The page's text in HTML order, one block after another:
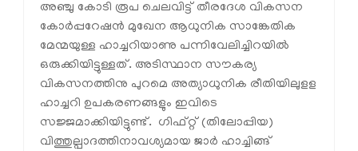
അഞ്ചു കോടി രൂപ ചെലവിട്ട് തീരദേശ വികസന
കോര്‍പ്പറേഷന്‍ മുഖേന ആധുനിക സാങ്കേതിക
മേന്മയുള്ള ഹാച്ചറിയാണു പന്നിവേലിച്ചിറയില്‍
ഒരുക്കിയിട്ടുള്ളത്. അടിസ്ഥാന സൗകര്യ
വികസനത്തിനു പുറമെ അത്യാധുനിക രീതിയിലുളള
ഹാച്ചറി ഉപകരണങ്ങളും ഇവിടെ
സജ്ജമാക്കിയിട്ടുണ്ട്. ഗിഫ്റ്റ് (തിലോപ്പിയ)
വിത്തുല്പാദത്തിനാവശ്യമായ ജാര്‍ ഹാച്ചിങ്ങ്